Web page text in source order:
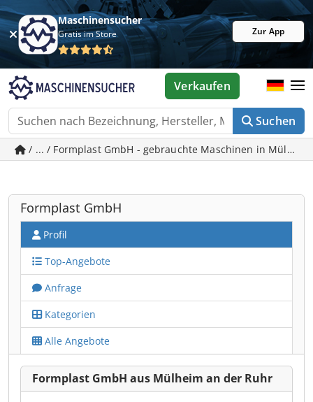
Maschinensucher
Gratis im Store Zur App
Suchen
Verkaufen
/ ... / Formplast GmbH - gebrauchte Maschinen in
Formplast GmbH
Profil
Top-Angebote
Anfrage
Kategorien
Alle Angebote
Formplast GmbH aus Mülheim an der Ruhr